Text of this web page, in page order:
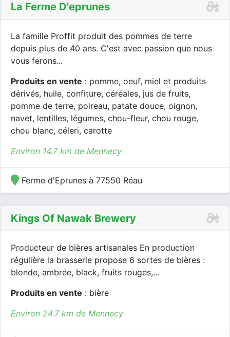
La Ferme D'eprunes
La famille Proffit produit des pommes de terre
depuis plus de 40 ans. C'est avec passion que nous
vous ferons...
Produits en vente : pomme, oeuf, miel et produits
dérivés, huile, confiture, céréales, jus de fruits,
pomme de terre, poireau, patate douce, oignon,
navet, lentilles, légumes, chou-fleur, chou rouge,
chou blanc, céleri, carotte
Environ 14.7 km de Mennecy
Ferme d'Eprunes à 77550 Réau
Kings Of Nawak Brewery
Producteur de bières artisanales En production
régulière la brasserie propose 6 sortes de bières :
blonde, ambrée, black, fruits rouges,...
Produits en vente : bière
Environ 24.7 km de Mennecy